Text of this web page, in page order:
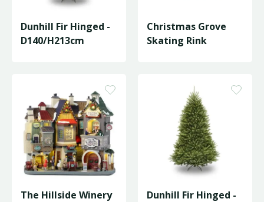
Dunhill Fir Hinged -
D140/H213cm
Christmas Grove
Skating Rink
The Hillside Winery
Dunhill Fir Hinged -